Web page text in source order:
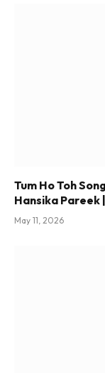
Tum Ho Toh
Hansika Pareek
May 11, 2026